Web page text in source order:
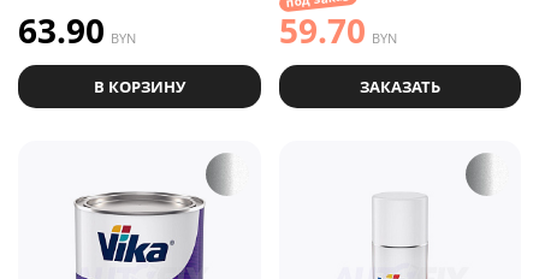
63.90 BYN
В КОРЗИНУ
59.70 BYN
ЗАКАЗАТЬ